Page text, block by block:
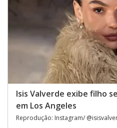
Isis Valverde exibe filho
em Los Angeles
Reprodução: Instagram/